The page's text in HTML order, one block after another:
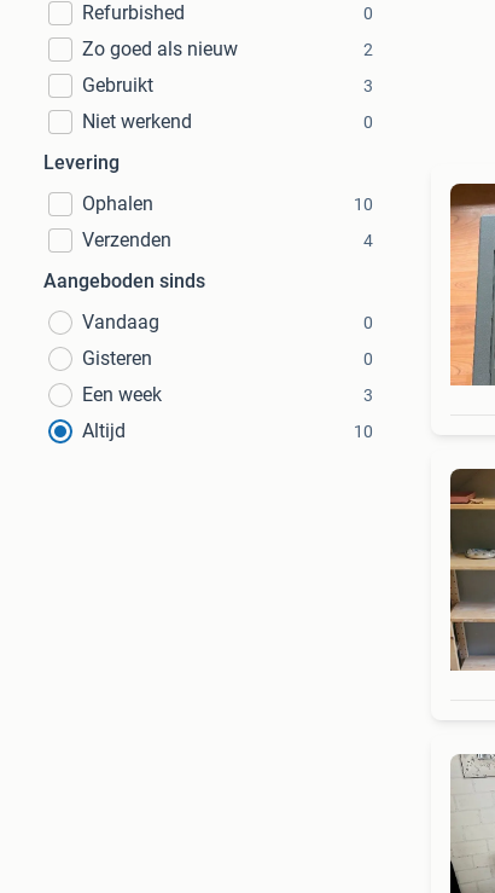
Refurbished 0
Zo goed als nieuw 2
Gebruikt 3
Niet werkend 0
Levering
Ophalen
10
Verzenden 4
Aangeboden sinds
Vandaag
0
Gisteren 0
Een week 3
Altijd 10